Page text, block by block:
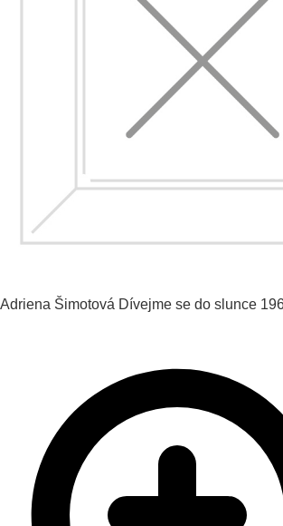
Adriena Šimotová Dívejme se do slunce